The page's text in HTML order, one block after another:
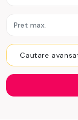
Cautare